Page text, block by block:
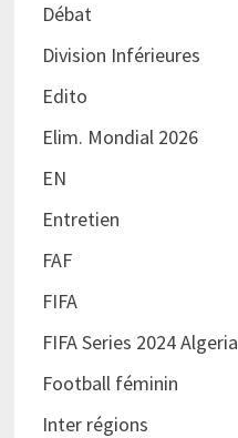
Débat
Division Inférieures
Edito
Elim. Mondial 2026
EN
Entretien
FAF
FIFA
FIFA Series 2024 Algeria
Football féminin
Inter régions